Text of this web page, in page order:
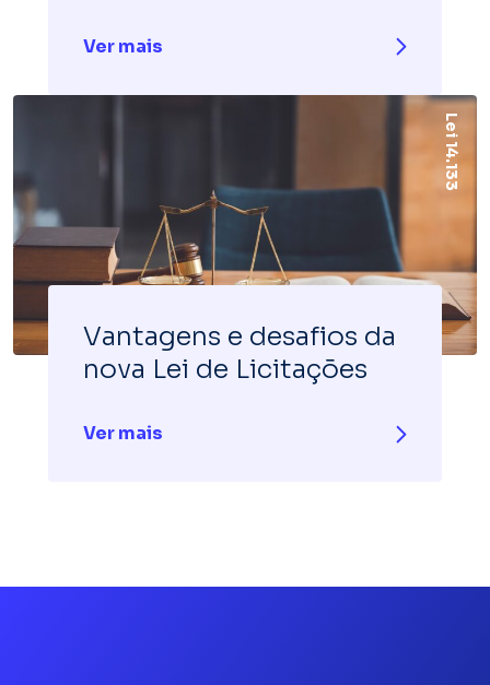
Ver mais
Lei 14.133
Vantagens e desafios da
nova Lei de Licitações
Ver mais